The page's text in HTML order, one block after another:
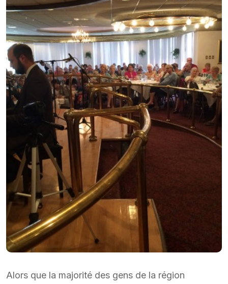
Alors que la majorité des gens de la région